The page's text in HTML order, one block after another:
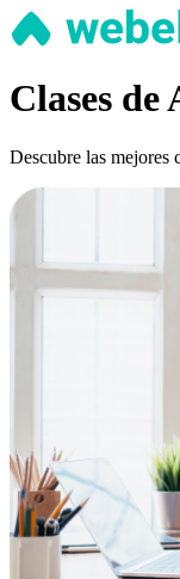
Clases
Descubre las mejores